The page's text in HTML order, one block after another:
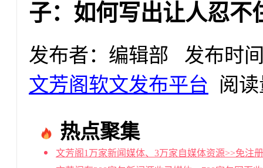
子：如何写出让人忍不
发布者：编辑部 发布时间
文芳阁软文发布平台 阅读
热点聚集
文芳阁1万家新闻媒体、3万家自媒体资源>>免注